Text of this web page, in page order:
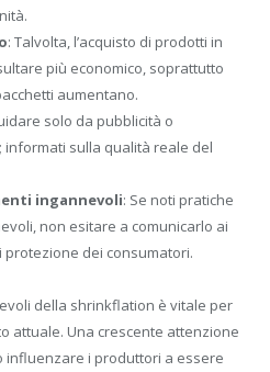
: Talvolta, l’acquisto di prodotti in
più economico, soprattutto
aumentano.
solo da pubblicità o
informati sulla qualità reale del
ingannevoli: Se noti pratiche
non esitare a comunicarlo ai
protezione dei consumatori.
della shrinkflation è vitale per
attuale. Una crescente attenzione
influenzare i produttori a essere